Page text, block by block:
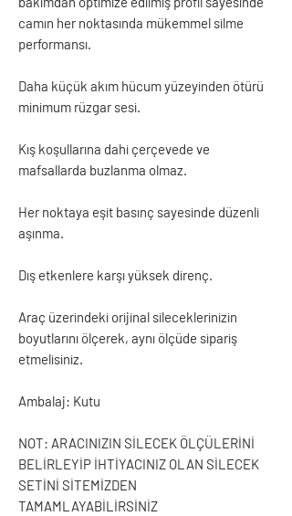
camın her noktasında mükemmel silme
performansı.
Daha küçük akım hücum yüzeyinden ötürü
minimum rüzgar sesi.
Kış koşullarına dahi çerçevede ve
mafsallarda buzlanma olmaz.
Her noktaya eşit basınç sayesinde düzenli
aşınma.
Dış etkenlere karşı yüksek direnç.
Araç üzerindeki orijinal sileceklerinizin
boyutlarını ölçerek, aynı ölçüde sipariş
etmelisiniz.
Ambalaj: Kutu
NOT: ARACINIZIN SİLECEK ÖLÇÜLERİNİ
BELİRLEYİP İHTİYACINIZ OLAN SİLECEK
SETİNİ SİTEMİZDEN
TAMAMLAYABİLİRSİNİZ